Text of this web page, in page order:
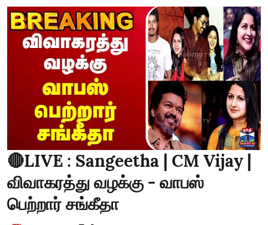
🔴LIVE : Sangeetha | CM Vijay |
விவாகரத்து வழக்கு - வாபஸ்
பெற்றார் சங்கீதா